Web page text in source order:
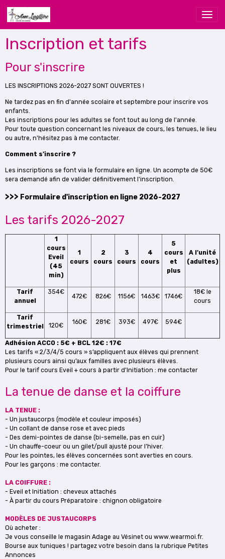
Inscription et tarifs
Pour s'inscrire
LES INSCRIPTIONS 2026-2027 SONT OUVERTES !
Ne tardez pas en fin d'année scolaire et septembre pour inscrire vos
enfants.
Les inscriptions pour les adultes se font tout au long de l'année.
Pour toute question concernant les niveaux de cours, les tenues, le lieu
ou autre, n'hésitez pas à me contacter.
Comment s’inscrire ?
Les inscriptions se font via le formulaire en ligne. Un acompte de 50€
sera demandé afin de valider définitivement l'inscription.
>>> Formulaire d'inscription en ligne 2026-2027
Les tarifs 2026-2027
1
cours
Eveil
(45
min)
1
cours
2
cours
3
cours
4
cours
5
cours
et
plus
A l’unité
(adultes)
Tarif
annuel
354€
472€ 826€ 1156€ 1463€ 1746€
18€ le
cours
Tarif
trimestriel
120€ 160€ 281€ 393€ 497€ 594€
Adhésion ACCO : 5€ + BCL 12€ : 17€
Les tarifs « 2/3/4/5 cours » s’appliquent aux élèves qui prennent
plusieurs cours ainsi qu’aux familles avec plusieurs élèves.
Pour le tarif cours Eveil + cours à partir d'Initiation : me contacter
La tenue de danse et la coiffure
LA TENUE :
- Un justaucorps (modèle et couleur imposés)
- Un collant de danse rose et avec pieds
- Des demi-pointes de danse (bi-semelle, pas en cuir)
- Un chauffe-coeur ou un gilet/pull ajusté pour l’hiver.
Pour les pointes, les élèves concernées sont averties en cours.
Pour les garçons : me contacter.
LA COIFFURE :
- Eveil et Initiation : cheveux attachés
- À partir du cours Préparatoire : chignon obligatoire
MODÈLES DE JUSTAUCORPS
Où acheter :
Je vous conseille le magasin Adage au Vésinet ou www.wearmoi.fr.
Bourse aux tuniques ! partagez votre besoin dans la rubrique Petites
Annonces